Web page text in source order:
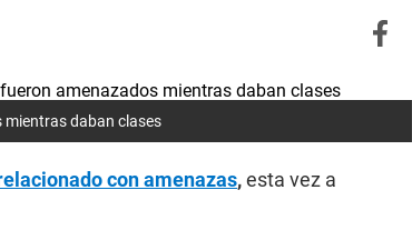
mientras daban clases
conamenazas,esta vez a